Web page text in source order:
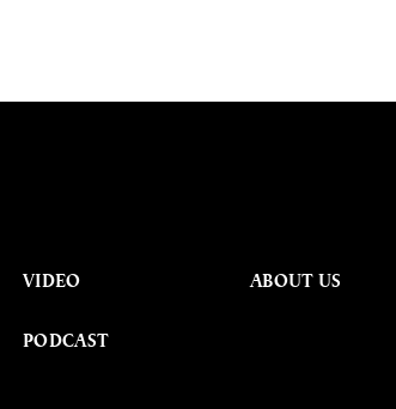
VIDEO
PODCAST
ABOUT US